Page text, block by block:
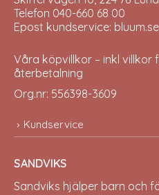
Telefon 040-660 68 00
Epost kundservice:
Våra köpvillkor – inkl villkor
återbetalning
Org.nr: 556398-3609
Kundservice
SANDVIKS
Sandviks hjälper barn och